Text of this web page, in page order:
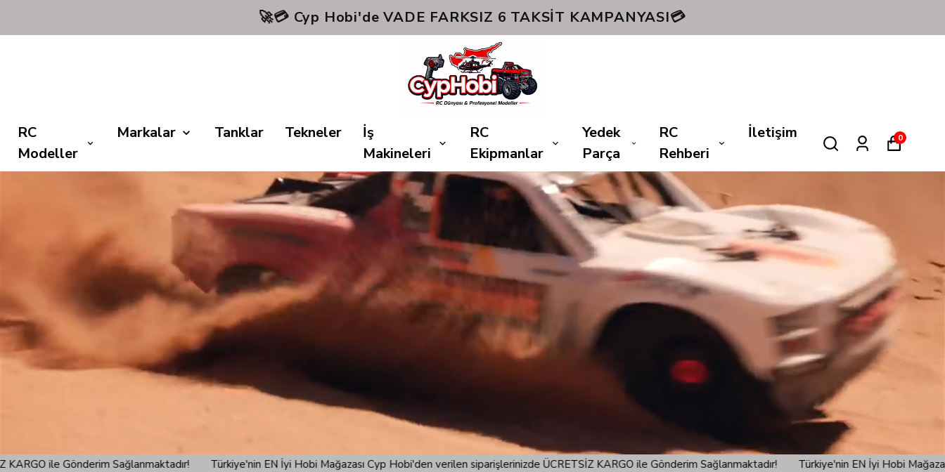
Hızlı Kargo! 📦🚚
RC
Modeller
Markalar Tanklar Tekneler
İş
Makineleri
RC
Ekipmanlar
Yedek
Parça
RC
Rehberi
İletişim 0
Türkiye'nin EN İyi Hobi Mağazası Cyp Hobi'den verilen siparişlerinizde ÜCRETSİZ KARGO ile Gönderim Sağlanmaktadır! Türkiye'nin EN İyi Hobi Mağazası Cyp Hobi'den verilen